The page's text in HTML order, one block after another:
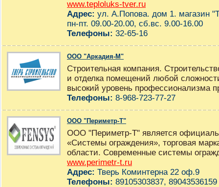
www.teploluks-tver.ru
Адрес: ул. А.Попова. дом 1. магазин
пн-пт. 09.00-20.00, сб.вс. 9.00-16.00
Телефоны: 32-65-16
ООО "Аркадия-М"
Строительная компания.
и отделка помещений любой
высокий уровень профессионализма
Телефоны: 8-968-723-77-27
ООО "Периметр-Т"
ООО "Периметр-Т" является
«Системы ограждения», торговая
области. Современные системы
www.perimetr-t.ru
Адрес: Тверь Коминтерна 22 оф.9
Телефоны: 89105303837, 89043536159